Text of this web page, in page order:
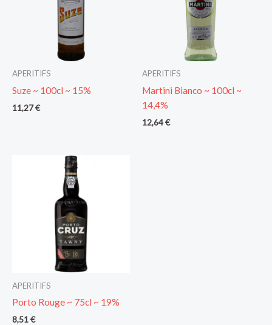
APERITIFS
Suze ~ 100cl ~ 15%
11,27€
APERITIFS
Martini Bianco ~ 100cl ~
14,4%
12,64€
APERITIFS
Porto Rouge ~ 75cl ~ 19%
8,51€